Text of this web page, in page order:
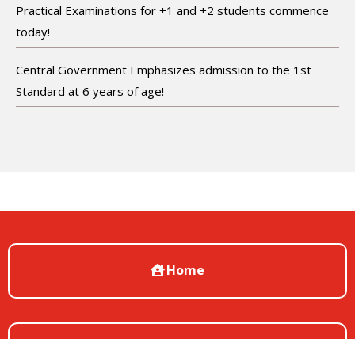
Practical Examinations for +1 and +2 students commence
today!
Central Government Emphasizes admission to the 1st
Standard at 6 years of age!
Home